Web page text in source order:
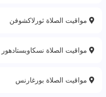
مواقيت الصلاة ثورلاكشوفن
مواقيت الصلاة نسكاوبستادهور
مواقيت الصلاة بورغارنس